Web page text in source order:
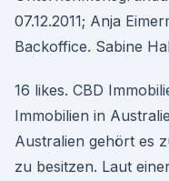
07.12.2011; Anja
Backoffice. Sabine
16 likes. CBD
Immobilien in
Australien gehört es
zu besitzen. Laut